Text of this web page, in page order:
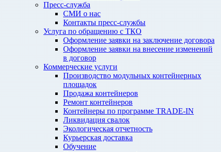
Пресс-служба
СМИ о нас
Контакты пресс-службы
Услуга по обращению с ТКО
Оформление заявки на заключение договора
Оформление заявки на внесение изменений
в договор
Коммерческие услуги
Производство модульных контейнерных
площадок
Продажа контейнеров
Ремонт контейнеров
Контейнеры по программе TRADE-IN
Ликвидация свалок
Экологическая отчетность
Курьерская доставка
Обучение